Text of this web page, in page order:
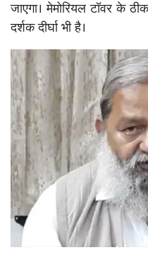
जाएगा। मेमोरियल टॉवर के
दर्शक दीर्घा भी है।